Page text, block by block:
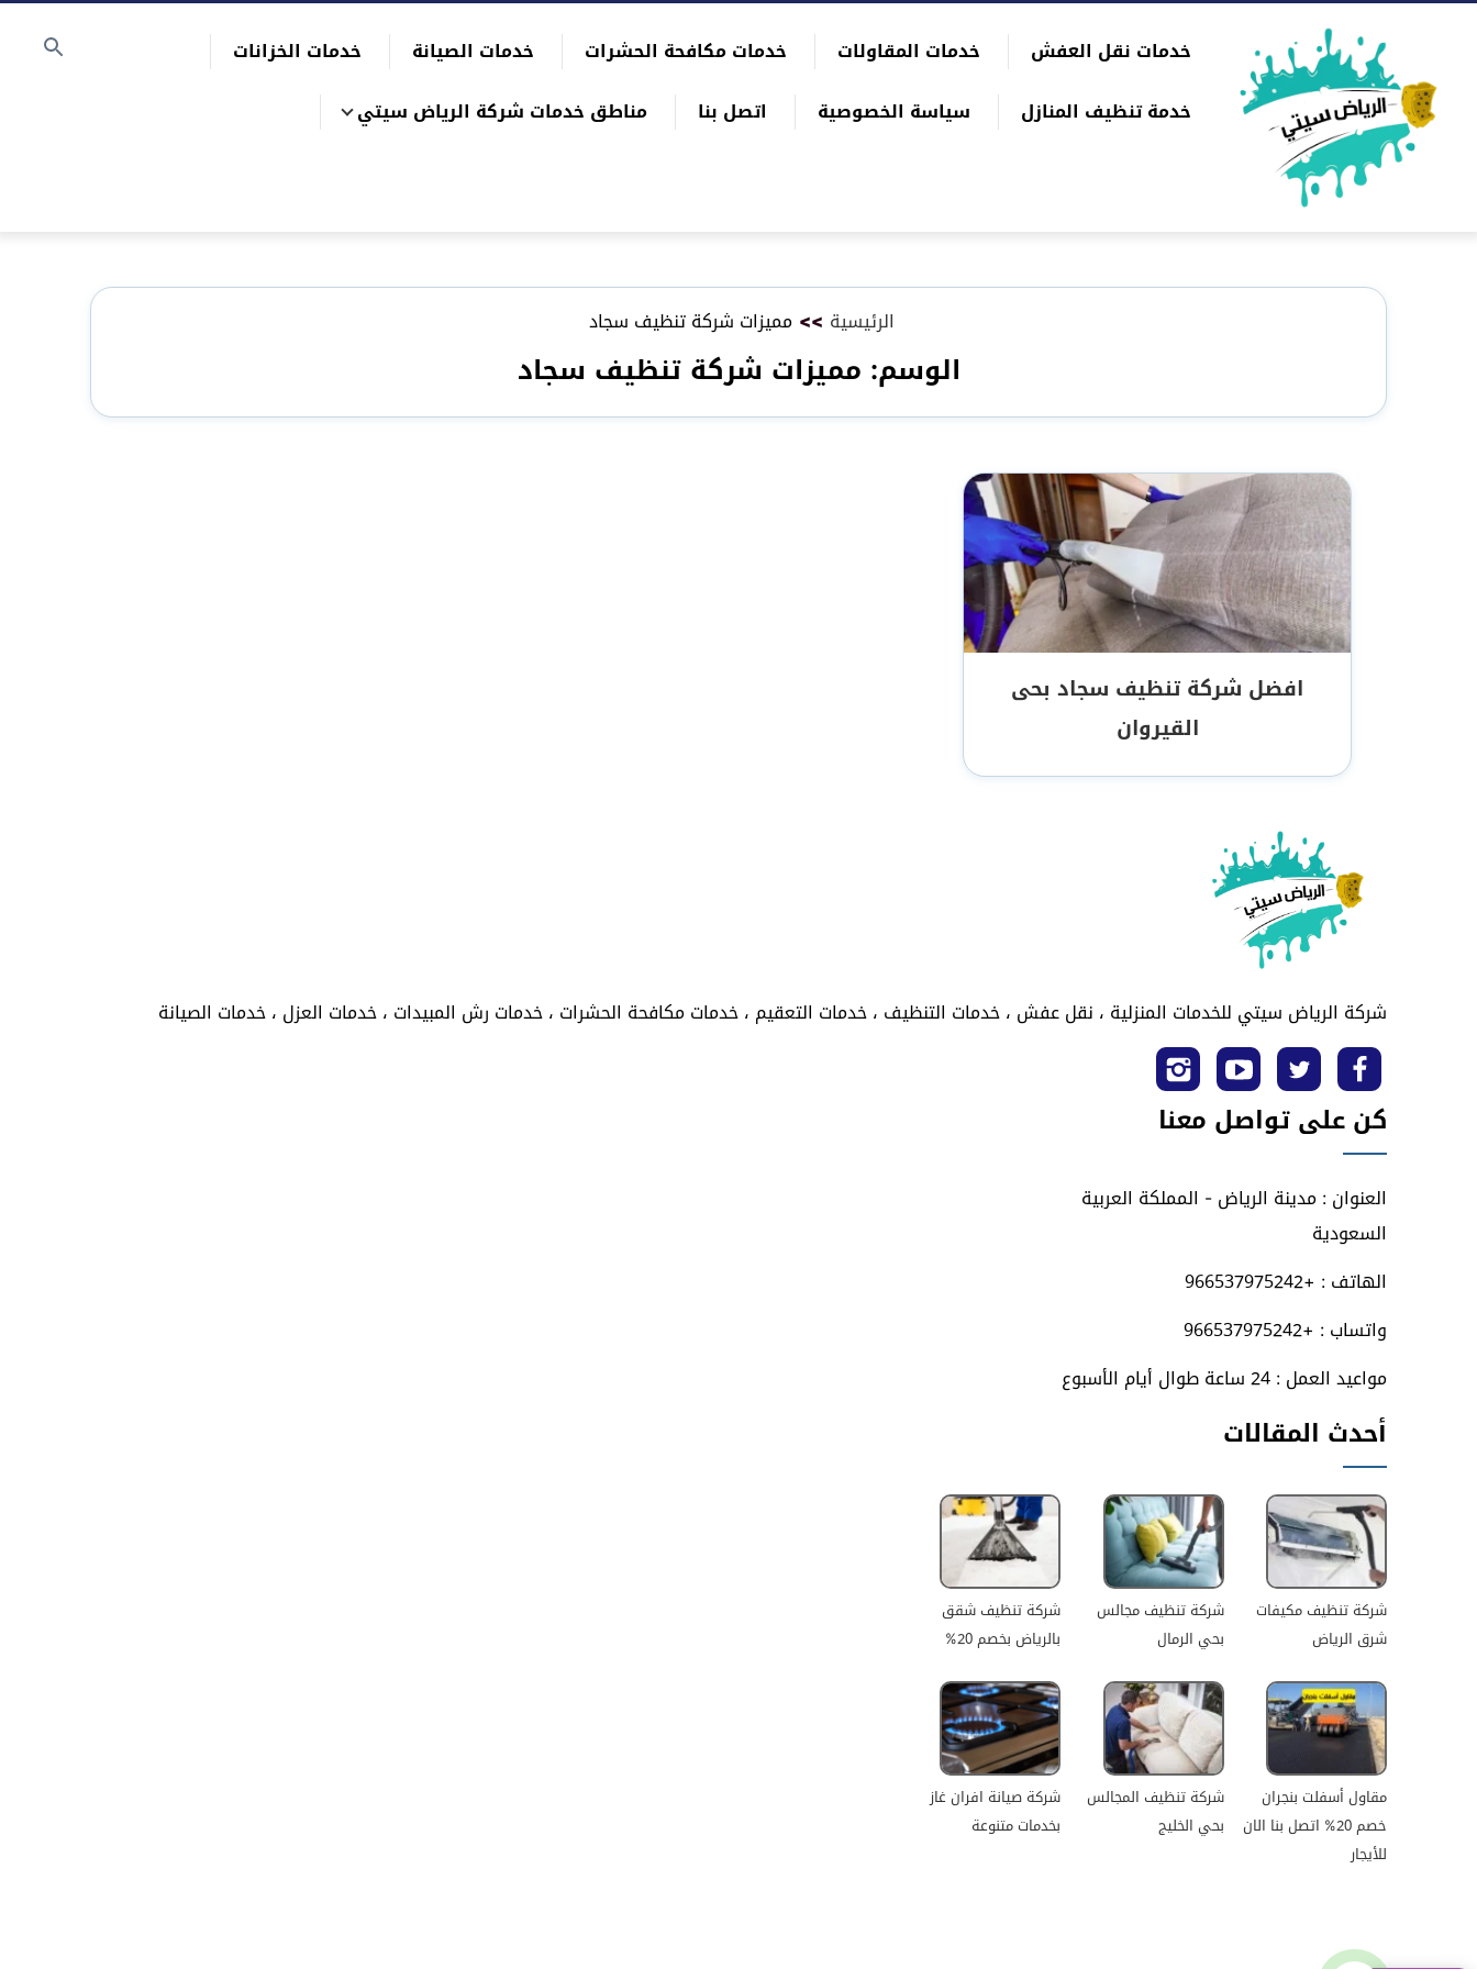
المحتوى
خدمات نقل العفش خدمات المقاولات خدمات مكافحة الحشرات خدمات الصيانة
خدمات الخزانات
خدمة تنظيف المنازل
سياسة الخصوصية اتصل بنا مناطق خدمات شركة الرياض سيتي
الرئيسية >> مميزات شركة تنظيف سجاد
الوسم: مميزات شركة تنظيف سجاد
افضل شركة تنظيف سجاد بحى
القيروان
شركة الرياض سيتي للخدمات المنزلية ، نقل عفش ، خدمات التنظيف ، خدمات التعقيم ، خدمات مكافحة الحشرات ، خدمات رش المبيدات ، خدمات العزل ، خدمات الصيانة
تابعنا
على
فيسبوك
تابعنا
على
تويتر
تابعنا
على
يوتيوب
تابعنا
على
انستجرام
كن على تواصل معنا
العنوان : مدينة الرياض - المملكة العربية
السعودية
الهاتف : +966537975242
واتساب : +966537975242
مواعيد العمل : 24 ساعة طوال أيام الأسبوع
أحدث المقالات
شركة تنظيف مكيفات
شرق الرياض
شركة تنظيف مجالس
بحي الرمال
شركة تنظيف شقق
بالرياض بخصم 20%
مقاول أسفلت بنجران
خصم 20% اتصل بنا الان
للأيجار
شركة تنظيف المجالس
بحي الخليج
شركة صيانة افران غاز
بخدمات متنوعة